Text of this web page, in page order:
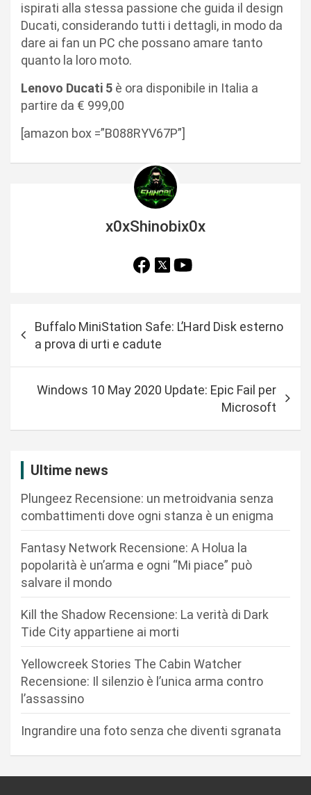
ispirati alla stessa passione che guida il design
Ducati, considerando tutti i dettagli, in modo da
dare ai fan un PC che possano amare tanto
quanto la loro moto.
Lenovo Ducati 5 è ora disponibile in Italia a
partire da € 999,00
[amazon box =”B088RYV67P”]
x0xShinobix0x
a
Buffalo MiniStation Safe: L’Hard Disk esterno
a prova di urti e cadute
Windows 10 May 2020 Update: Epic Fail per
Microsoft
Ultime news
Plungeez Recensione: un metroidvania senza
combattimenti dove ogni stanza è un enigma
Fantasy Network Recensione: A Holua la
popolarità è un’arma e ogni “Mi piace” può
salvare il mondo
Kill the Shadow Recensione: La verità di Dark
Tide City appartiene ai morti
Yellowcreek Stories The Cabin Watcher
Recensione: Il silenzio è l’unica arma contro
l’assassino
Ingrandire una foto senza che diventi sgranata